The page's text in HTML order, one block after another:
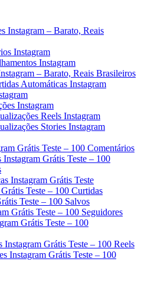
Instagram – Barato, Reais
Instagram
Instagram
– Barato, Reais Brasileiros
Automáticas Instagram
Instagram
Reels Instagram
Stories Instagram
Grátis Teste – 100 Comentários
Grátis Teste – 100
Instagram Grátis Teste
Teste – 100 Curtidas
Teste – 100 Salvos
Grátis Teste – 100 Seguidores
Grátis Teste – 100
Instagram Grátis Teste – 100 Reels
Instagram Grátis Teste – 100